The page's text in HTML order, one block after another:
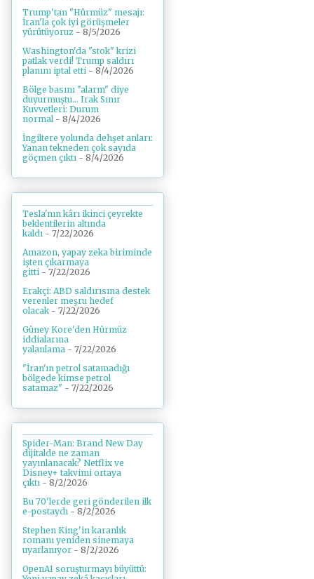
Trump'tan "Hürmüz" mesajı:
İran'la çok iyi görüşmeler
yürütüyoruz - 8/5/2026
Washington'da "stok" krizi
patlak verdi! Trump saldırı
planını iptal etti - 8/4/2026
Bölge basını "alarm" diye
duyurmuştu... Irak Sınır
Kuvvetleri: Durum
normal - 8/4/2026
İngiltere yolunda dehşet anları:
Yanan tekneden çok sayıda
göçmen çıktı - 8/4/2026
Tesla'nın kârı ikinci çeyrekte
beklentilerin altında
kaldı - 7/22/2026
Amazon, yapay zeka biriminde
işten çıkarmaya
gitti - 7/22/2026
Erakçi: ABD saldırısına destek
verenler meşru hedef
olacak - 7/22/2026
Güney Kore'den Hürmüz
iddialarına
yalanlama - 7/22/2026
"İran'ın petrol satamadığı
bölgede kimse petrol
satamaz" - 7/22/2026
Spider-Man: Brand New Day
dijitalde ne zaman
yayınlanacak? Netflix ve
Disney+ takvimi ortaya
çıktı - 8/2/2026
Bu 70'lerde geri gönderilen ilk
e-postaydı - 8/2/2026
Stephen King'in karanlık
romanı yeniden sinemaya
uyarlanıyor - 8/2/2026
OpenAI soruşturmayı büyüttü: